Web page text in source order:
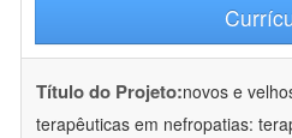
Título do Projeto:novos e
terapêuticas em nefropatias: